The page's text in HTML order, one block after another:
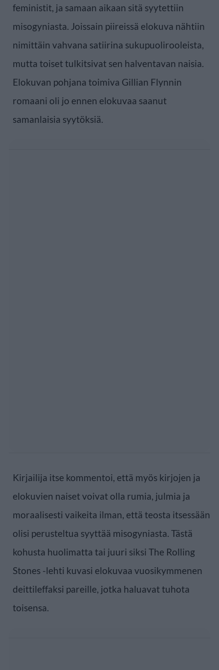
feministit, ja samaan aikaan sitä syytettiin
misogyniasta. Joissain piireissä elokuva nähtiin
nimittäin vahvana satiirina sukupuolirooleista,
mutta toiset tulkitsivat sen halventavan naisia.
Elokuvan pohjana toimiva Gillian Flynnin
romaani oli jo ennen elokuvaa saanut
samanlaisia syytöksiä.
Kirjailija itse kommentoi, että myös kirjojen ja
elokuvien naiset voivat olla rumia, julmia ja
moraalisesti vaikeita ilman, että teosta itsessään
olisi perusteltua syyttää misogyniasta. Tästä
kohusta huolimatta tai juuri siksi The Rolling
Stones -lehti kuvasi elokuvaa vuosikymmenen
deittileffaksi pareille, jotka haluavat tuhota
toisensa.